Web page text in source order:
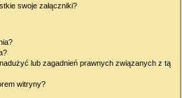
swoje załączniki?
lub zagadnień prawnych związanych z tą
witryny?